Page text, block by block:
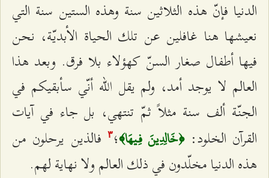
الدنيا فإنّ هذه الثلاثين سنة وهذه الستين سنة التي
نعيشها هنا غافلين عن تلك الحياة الأبديّة، نحن
فيها أطفال صغار السنّ كهؤلاء بلا فرق. وبعد هذا
العالم لا يوجد أمد، ولم يقل الله أنّي سأبقيكم في
الجنّة ألف سنة مثلاً ثمّ تنتهي، بل جاء في آيات
القرآن الخلود:﴿خَالِدِينَ فِيهَا﴾؛٣
فالذين يرحلون من
هذه الدنيا مخلّدون في ذلك العالم ولا نهاية لهم.